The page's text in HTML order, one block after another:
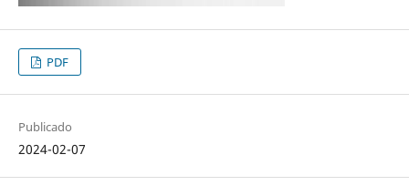
PDF
Publicado
2024-02-07